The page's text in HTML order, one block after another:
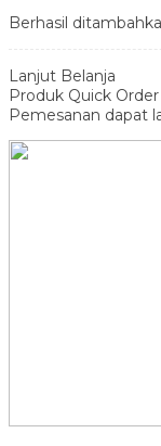
Berhasil
Lanjut Belanja
Produk Quick Order
Pemesanan dapat